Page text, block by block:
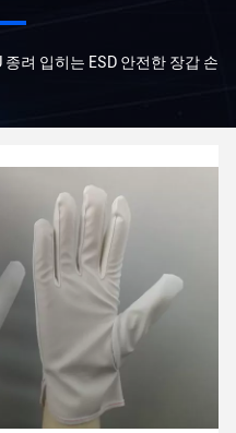
종려 입히는 ESD 안전한 장갑 손